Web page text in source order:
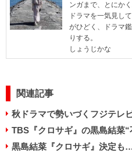
ンガまで、とにか
ドラマを一気見し
がひどく、ドラマ
りする。
しょうじかな
関連記事
秋ドラマで勢いづくフジテレ
TBS『クロサギ』の黒島結菜
黒島結菜『クロサギ』決定も